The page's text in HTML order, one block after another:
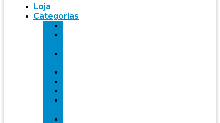
Loja
Categorias